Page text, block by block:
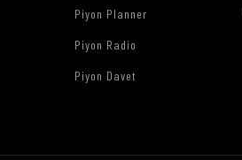
Piyon Planner
Piyon Radio
Piyon Davet